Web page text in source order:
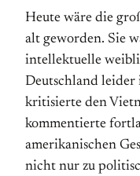
Heute wäre die
alt geworden. Sie
intellektuelle
Deutschland leider
kritisierte den
kommentierte
amerikanischen
nicht nur zu